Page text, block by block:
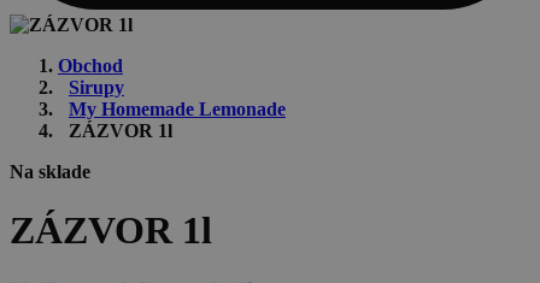
Obchod
Sirupy
My Homemade Lemonade
ZÁZVOR 1l
Na sklade
ZÁZVOR 1l